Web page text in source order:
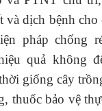
dịch bệnh cho
pháp chống
quả không
giống cây
, thuốc bảo vệ